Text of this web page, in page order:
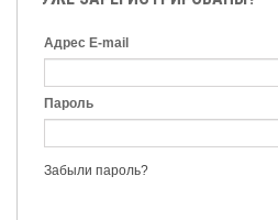
Адрес E-mail
Пароль
Забыли пароль?